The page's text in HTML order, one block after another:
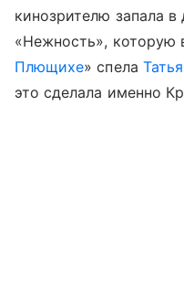
кинозрителю запала
«Нежность», которую
Плющихе» спела
это сделала именно